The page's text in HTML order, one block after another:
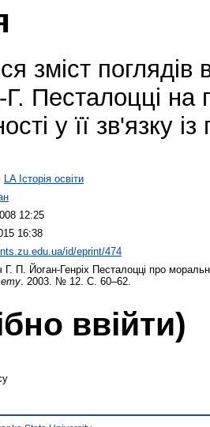
зміст
Г. Песталоцці
у її зв'язку
LA Історія освіти
12:25
16:38
id/eprint/474
Г. П. Йоган-Генріх Песталоцці про
. 2003. № 12. С. 60–62.
ввійти)